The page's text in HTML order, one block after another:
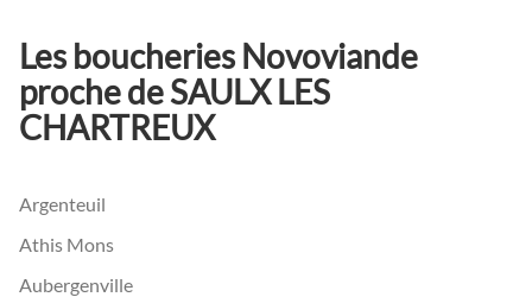
POINT
DE
VENTE
NOVOVIANDE
CHARTREUX
Les boucheries Novoviande
proche de SAULX LES
CHARTREUX
Argenteuil
Athis Mons
Aubergenville